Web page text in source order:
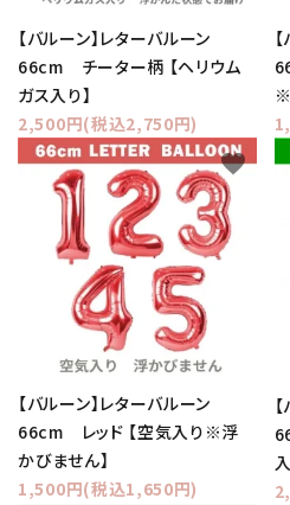
【バルーン】レターバルーン
66cm チーター柄 【ヘリウム
ガス入り】
2,500円(税込2,750円)
※
【バルーン】レターバルーン
66cm レッド 【空気入り※浮
かびません】
1,500円(税込1,650円)
favorite